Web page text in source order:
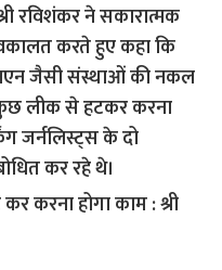
रविशंकर ने सकारात्मक
वकालत करते हुए कहा कि
जैसी संस्थाओं की नकल
लीक से हटकर करना
जर्नलिस्ट्स के दो
कर रहे थे।